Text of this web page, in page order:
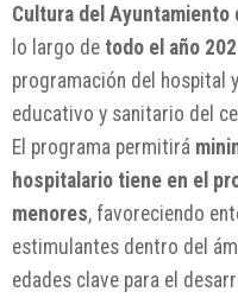
Cultura del Ayuntamiento
lo largo de todo el año
programación del hospital
educativo y sanitario del
El programa permitirá
hospitalario tiene en el
menores, favoreciendo
estimulantes dentro del
edades clave para el